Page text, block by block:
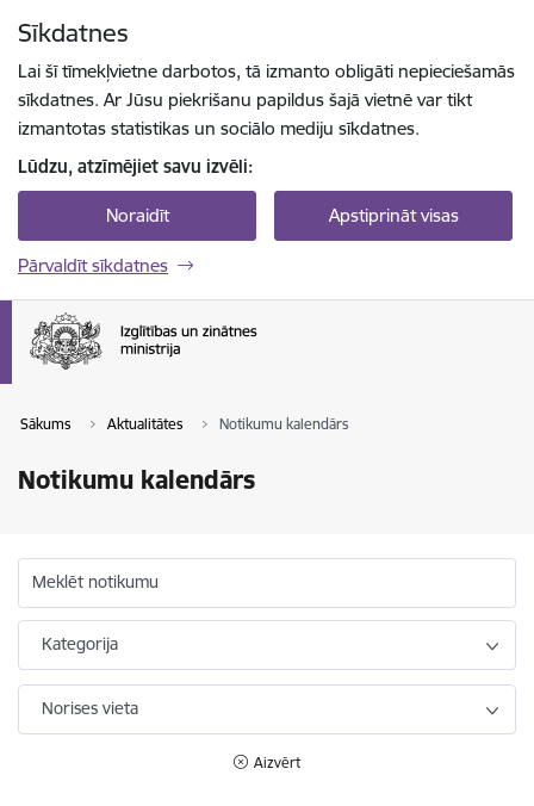
Sīkdatnes
Lai šī tīmekļvietne darbotos, tā izmanto obligāti nepieciešamās
sīkdatnes. Ar Jūsu piekrišanu papildus šajā vietnē var tikt
izmantotas statistikas un sociālo mediju sīkdatnes.
Lūdzu, atzīmējiet savu izvēli:
Noraidīt Apstiprināt visas
Pārvaldīt sīkdatnes
Sākums Aktualitātes Notikumu kalendārs
Notikumu kalendārs
Meklēt notikumu
Kategorija
Norises vieta
Aizvērt